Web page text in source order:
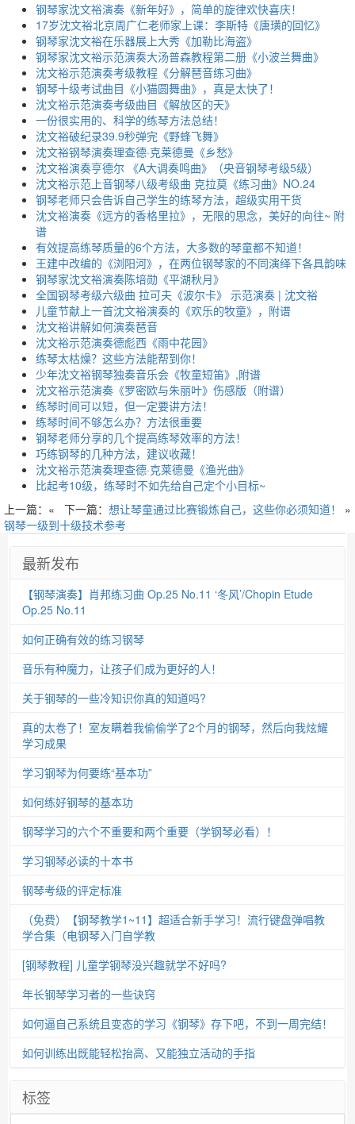
钢琴家沈文裕演奏《新年好》，简单的旋律欢快喜庆！
17岁沈文裕北京周广仁老师家上课：李斯特《唐璜的回忆》
钢琴家沈文裕在乐器展上大秀《加勒比海盗》
钢琴家沈文裕示范演奏大汤普森教程第二册《小波兰舞曲》
沈文裕示范演奏考级教程《分解琶音练习曲》
钢琴十级考试曲目《小猫圆舞曲》，真是太快了！
沈文裕示范演奏考级曲目《解放区的天》
一份很实用的、科学的练琴方法总结！
沈文裕破纪录39.9秒弹完《野蜂飞舞》
沈文裕钢琴演奏理查德·克莱德曼《乡愁》
沈文裕演奏亨德尔 《A大调奏鸣曲》（央音钢琴考级5级）
沈文裕示范上音钢琴八级考级曲 克拉莫《练习曲》NO.24
钢琴老师只会告诉自己学生的练琴方法，超级实用干货
沈文裕演奏《远方的香格里拉》，无限的思念，美好的向往~ 附
谱
有效提高练琴质量的6个方法，大多数的琴童都不知道！
王建中改编的《浏阳河》，在两位钢琴家的不同演绎下各具韵味
钢琴家沈文裕演奏陈培勋《平湖秋月》
全国钢琴考级六级曲 拉可夫《波尔卡》 示范演奏 | 沈文裕
儿童节献上一首沈文裕演奏的《欢乐的牧童》，附谱
沈文裕讲解如何演奏琶音
沈文裕示范演奏德彪西《雨中花园》
练琴太枯燥？这些方法能帮到你！
少年沈文裕钢琴独奏音乐会《牧童短笛》,附谱
沈文裕示范演奏《罗密欧与朱丽叶》伤感版（附谱）
练琴时间可以短，但一定要讲方法！
练琴时间不够怎么办？方法很重要
钢琴老师分享的几个提高练琴效率的方法！
巧练钢琴的几种方法，建议收藏！
沈文裕示范演奏理查德·克莱德曼《渔光曲》
比起考10级，练琴时不如先给自己定个小目标~
下一篇： 想让琴童通过比赛锻炼自己，这些你必须知道！ »
上一篇：«
钢琴一级到十级技术参考
最新发布
【钢琴演奏】肖邦练习曲 Op.25 No.11 ‘冬风’/Chopin Etude
Op.25 No.11
如何正确有效的练习钢琴
音乐有种魔力，让孩子们成为更好的人！
关于钢琴的一些冷知识你真的知道吗?
真的太卷了！室友瞒着我偷偷学了2个月的钢琴，然后向我炫耀
学习成果
学习钢琴为何要练“基本功”
如何练好钢琴的基本功
钢琴学习的六个不重要和两个重要（学钢琴必看）！
学习钢琴必读的十本书
钢琴考级的评定标准
（免费）【钢琴教学1~11】超适合新手学习！流行键盘弹唱教
学合集（电钢琴入门自学教
[钢琴教程] 儿童学钢琴没兴趣就学不好吗?
年长钢琴学习者的一些诀窍
如何逼自己系统且变态的学习《钢琴》存下吧，不到一周完结！
如何训练出既能轻松抬高、又能独立活动的手指
标签